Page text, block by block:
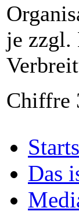
je zzgl.
Chiffre
Das